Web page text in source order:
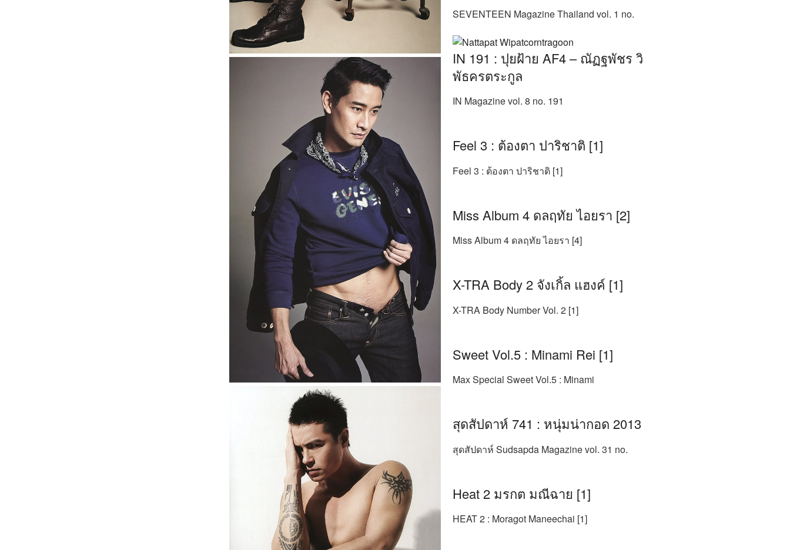
SEVENTEEN Magazine Thailand vol. 1 no.
IN 191 : ปุยฝ้าย AF4 – ณัฏฐพัชร วิ
พัธครตระกูล
IN Magazine vol. 8 no. 191
Feel 3 : ต้องตา ปาริชาติ [1]
Feel 3 : ต้องตา ปาริชาติ [1]
Miss Album 4 ดลฤทัย ไอยรา [2]
Miss Album 4 ดลฤทัย ไอยรา [4]
X-TRA Body 2 จังเกิ้ล แฮงค์ [1]
X-TRA Body Number Vol. 2 [1]
Sweet Vol.5 : Minami Rei [1]
Max Special Sweet Vol.5 : Minami
สุดสัปดาห์ 741 : หนุ่มน่ากอด 2013
สุดสัปดาห์ Sudsapda Magazine vol. 31 no.
Heat 2 มรกต มณีฉาย [1]
HEAT 2 : Moragot Maneechai [1]